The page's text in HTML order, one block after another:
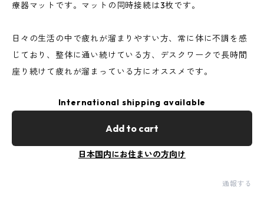
療器マットです。マットの同時接続は3枚です。
日々の生活の中で疲れが溜まりやすい方、常に体に不調を感
じており、整体に通い続けている方、デスクワークで長時間
座り続けて疲れが溜まっている方にオススメです。
International shipping available
Add to cart
日本国内にお住まいの方向け
通報する